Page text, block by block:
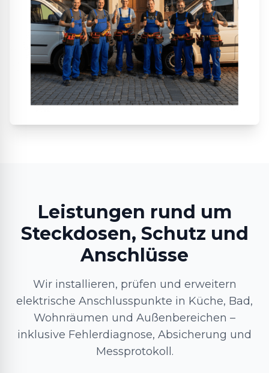
Leistungen rund um
Steckdosen, Schutz und
Anschlüsse
Wir installieren, prüfen und erweitern
elektrische Anschlusspunkte in Küche, Bad,
Wohnräumen und Außenbereichen –
inklusive Fehlerdiagnose, Absicherung und
Messprotokoll.